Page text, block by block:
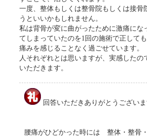
一度、整体もしくは整骨院もしくは接骨
うといいかもしれません。
私は背骨が変に曲がったために激痛にな
てしまっていたのを1回の施術で正して
痛みを感じることなく過ごせています。
人それぞれとは思いますが、実感したの
いただきます。
回答いただきありがとうございま
腰痛がひどかった時には 整体・整骨